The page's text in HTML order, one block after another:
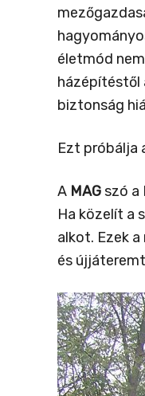
életmód
házépítéstől
biztonság
Ezt próbálja
A MAGszó a
Ha közelít a
alkot. Ezek
és